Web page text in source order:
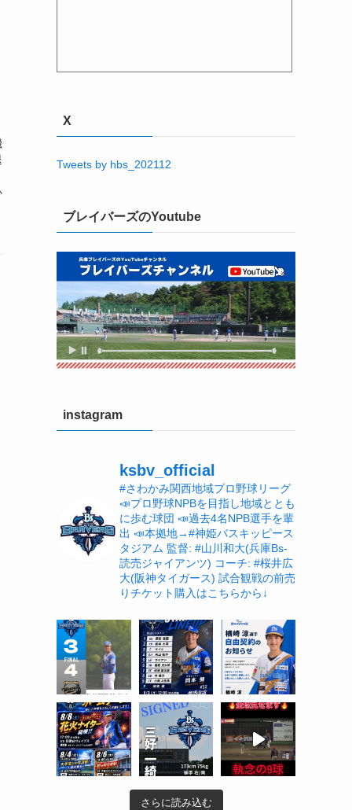
X
Tweets by hbs_202112
ブレイバーズのYoutube
instagram
ksbv_official
#さわかみ関西地域プロ野球リーグ
📣プロ野球NPBを目指し地域ととも
に歩む球団 📣過去4名NPB選手を輩
出 📣本拠地→#神姫バスキッピース
タジアム 監督: #山川和大(兵庫Bs-
読売ジャイアンツ) コーチ: #桜井広
大(阪神タイガース) 試合観戦の前売
りチケット購入はこちらから↓
さらに読み込む